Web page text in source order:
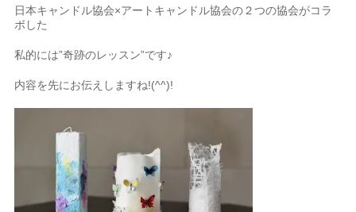
日本キャンドル協会×アートキャンドル協会の２つの協会がコラ
ボした
私的には”奇跡のレッスン”です♪
内容を先にお伝えしますね!(^^)!